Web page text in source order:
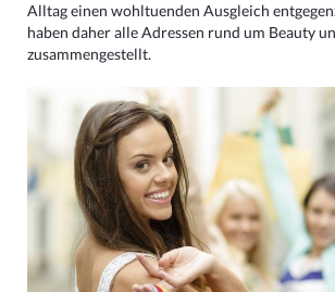
Alltag einen wohltuenden Ausgleich
haben daher alle Adressen rund um Beauty
zusammengestellt.